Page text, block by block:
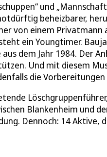
und
beheizbarer,
von einem
ein Youngtimer.
dem Jahr 1984. Der
Und mit diesem
die
Blankenheim und
Dennoch: 14 Aktive,